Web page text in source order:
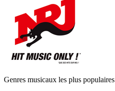
Genres musicaux les plus populaires